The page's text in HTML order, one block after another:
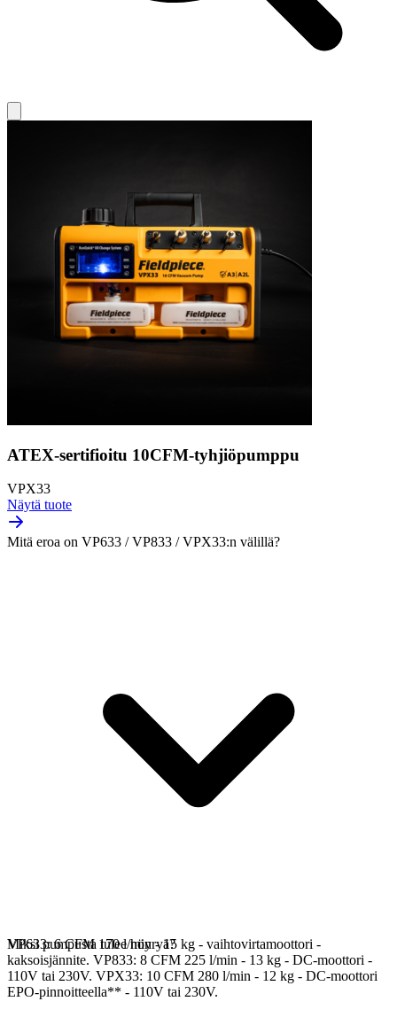
ATEX-sertifioitu 10CFM-tyhjiöpumppu
VPX33
Näytä tuote
Mitä eroa on VP633 / VP833 / VPX33:n välillä?
VP633: 6 CFM 170 l/min - 15 kg - vaihtovirtamoottori -
kaksoisjännite. VP833: 8 CFM 225 l/min - 13 kg - DC-moottori -
110V tai 230V. VPX33: 10 CFM 280 l/min - 12 kg - DC-moottori
EPO-pinnoitteella** - 110V tai 230V.
Miksi pumpusta tulee höyryä?